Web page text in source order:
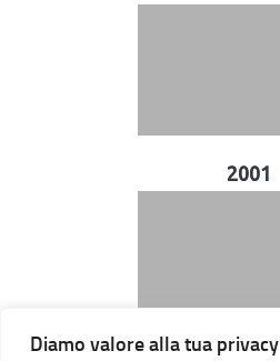
Diamo valore alla tua privacy
2001